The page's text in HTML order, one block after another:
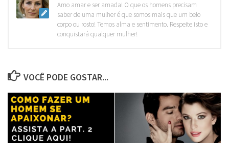
Amo amar e ser amada! O que os homens precisam
saber de uma mulher é que somos mais que um belo
corpo ou rosto! Temos alma e sentimento. Respeite isto e
conquistará qualquer mulher!
VOCÊ PODE GOSTAR...